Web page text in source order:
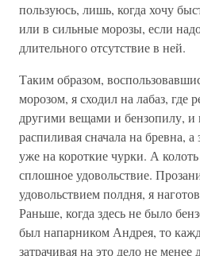
пользуюсь, лишь, когда хочу
или в сильные морозы, если
длительного отсутствие в ней.
Таким образом,
морозом, я сходил на лабаз, где
другими вещами и бензопилу, и
распиливая сначала на бревна,
уже на короткие чурки. А
сплошное удовольствие.
удовольствием полдня, я
Раньше, когда здесь не было
был напарником Андрея, то
затрачивая на это дело не менее